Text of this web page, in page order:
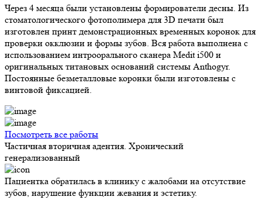
Через 4 месяца были установлены формирователи десны. Из
стоматологического фотополимера для 3D печати был
изготовлен принт демонстрационных временных коронок для
проверки окклюзии и формы зубов. Вся работа выполнена с
использованием интроорального сканера Medit i500 и
оригинальных титановых оснований системы Anthogyr.
Постоянные безметалловые коронки были изготовлены с
винтовой фиксацией.
Посмотреть все работы
Частичная вторичная адентия. Хронический
генерализованный
Пациентка обратилась в клинику с жалобами на отсутствие
зубов, нарушение функции жевания и эстетику.